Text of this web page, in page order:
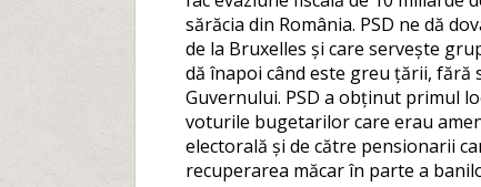
sărăcia din România. PSD ne dă
de la Bruxelles și care servește
dă înapoi când este greu țării,
Guvernului. PSD a obținut primul
voturile bugetarilor care erau
electorală și de către pensionarii
recuperarea măcar în parte a